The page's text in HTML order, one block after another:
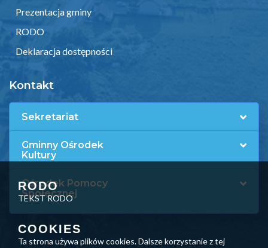
Prezentacja gminy
RODO
Deklaracja dostępności
Kontakt
Sekretariat
Gminny Ośrodek
Kultury
Ośrodek Pomocy
Społecznej
RODO
TEKST RODO
COOKIES
Ta strona używa plików cookies. Dalsze korzystanie z tej